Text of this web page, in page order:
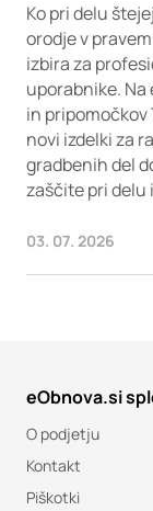
Ko pri delu
orodje v
izbira za
uporabnike. Na
in pripomočkov
novi izdelki za
gradbenih del
zaščite pri delu
03. 07. 2026
eObnova.si
O podjetju
Kontakt
Piškotki